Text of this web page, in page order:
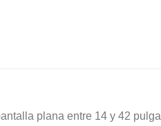
plana entre 14 y 42